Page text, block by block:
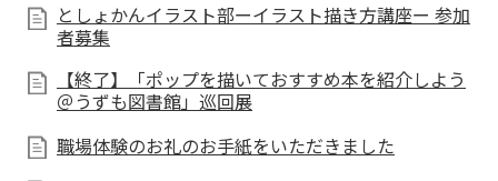
としょかんイラスト部ーイラスト描き方講座ー 参加
者募集
【終了】「ポップを描いておすすめ本を紹介しよう
＠うずも図書館」巡回展
職場体験のお礼のお手紙をいただきました